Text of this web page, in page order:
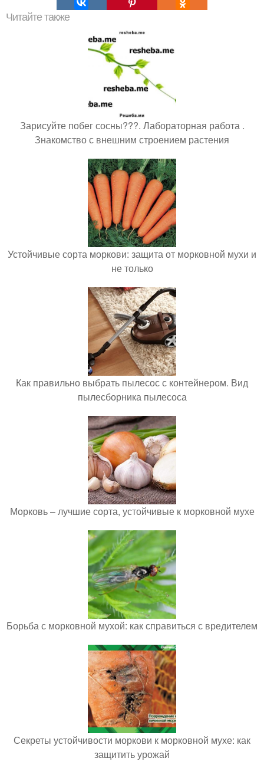
Читайте также
Зарисуйте побег сосны???. Лабораторная работа .
Знакомство с внешним строением растения
Устойчивые сорта моркови: защита от морковной мухи и
не только
Как правильно выбрать пылесос с контейнером. Вид
пылесборника пылесоса
Морковь – лучшие сорта, устойчивые к морковной мухе
Борьба с морковной мухой: как справиться с вредителем
Секреты устойчивости моркови к морковной мухе: как
защитить урожай